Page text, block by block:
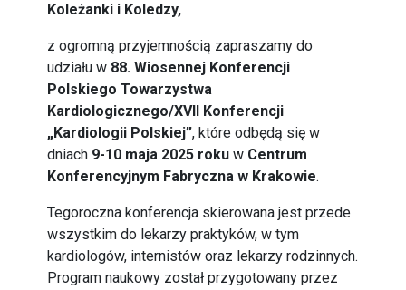
Koleżanki i Koledzy,
z ogromną przyjemnością zapraszamy do
udziału w 88. Wiosennej Konferencji
Polskiego Towarzystwa
Kardiologicznego/XVII Konferencji
„Kardiologii Polskiej”, które odbędą się w
dniach 9-10 maja 2025 roku w Centrum
Konferencyjnym Fabryczna w Krakowie.
Tegoroczna konferencja skierowana jest przede
wszystkim do lekarzy praktyków, w tym
kardiologów, internistów oraz lekarzy rodzinnych.
Program naukowy został przygotowany przez